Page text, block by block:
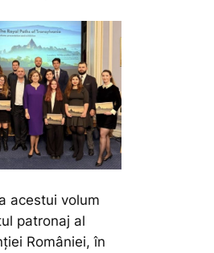
acestui volum
patronaj al
României, în